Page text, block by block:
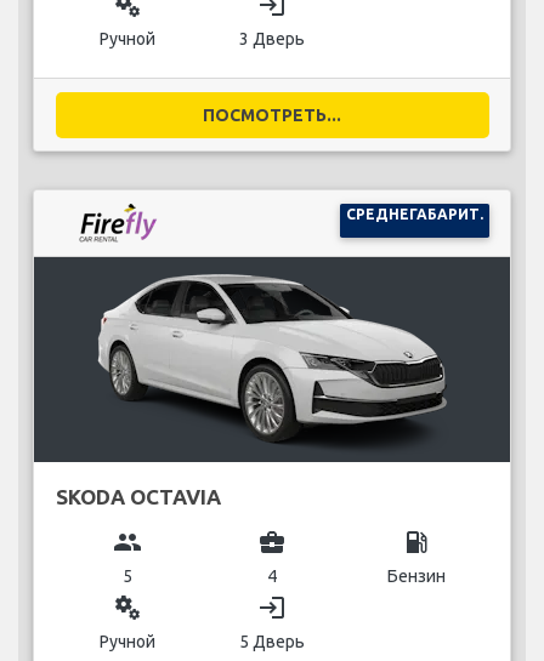
Ручной 3 Дверь
ПОСМОТРЕТЬ...
СРЕДНЕГАБАРИТ.
SKODA OCTAVIA
group
5
business_center
4
local_gas_station
Бензин
miscellaneous_services
Ручной
login
5 Дверь